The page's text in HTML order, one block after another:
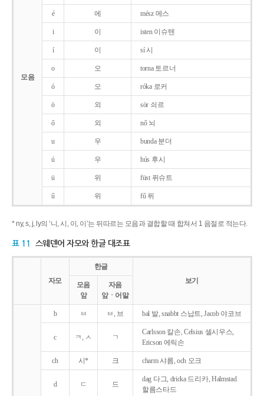
모음
é 에 mész 메스
i 이 isten 이슈텐
í 이 sí 시
o 오 torna 토르너
ó 오 róka 로커
ö 외 sör 쇠르
ő 외 nő 뇌
u 우 bunda 분더
ú 우 hús 후시
ü 위 füst 퓌슈트
ű 위 fű 퓌
* ny, s, j, ly의 ‘니, 시, 이, 이’는 뒤따르는 모음과 결합할 때 합쳐서 1 음절로 적는다.
표 11 스웨덴어 자모와 한글 대조표
자모
한글
보기
모음
앞
자음
앞ㆍ어말
b ㅂ ㅂ, 브 bal 발, snabbt 스납트, Jacob 야코브
c ㅋ, ㅅ ㄱ
Carlsson 칼손, Celsius 셀시우스,
Ericson 에릭손
ch 시* 크 charm 샤름, och 오크
d ㄷ 드
dag 다그, dricka 드리카, Halmstad
할름스타드